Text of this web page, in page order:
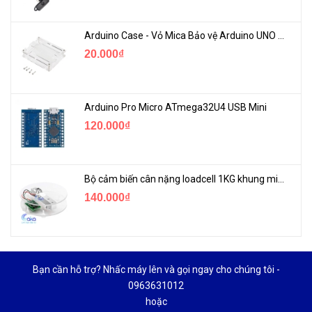
Arduino Case - Vỏ Mica Bảo vệ Arduino UNO R3
20.000₫
Arduino Pro Micro ATmega32U4 USB Mini
120.000₫
140.000₫
Bạn cần hỗ trợ? Nhấc máy lên và gọi ngay cho chúng tôi -
0963631012
hoặc